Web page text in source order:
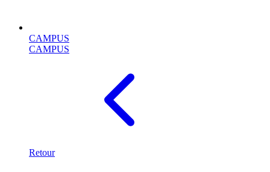
CAMPUS
CAMPUS
Retour